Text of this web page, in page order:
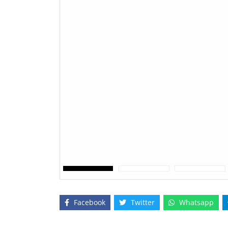
Facebook Twitter Whatsapp